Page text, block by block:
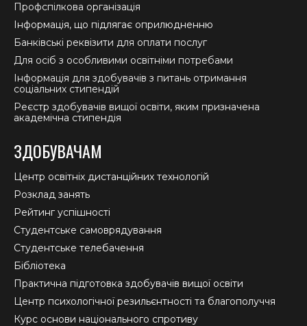
Профспілкова організація
Інформація, що підлягає оприлюдненню
Банківські реквізити для оплати послуг
Для осіб з особливими освітніми потребами
Інформація для здобувачів з питань отримання
соціальних стипендій
Реєстр здобувачів вищої освіти, яким призначена
академічна стипендія
ЗДОБУВАЧАМ
Центр освітніх дистанційних технологій
Розклад занять
Рейтинг успішності
Студентське самоврядування
Студентське телебачення
Бібліотека
Практична підготовка здобувачів вищої освіти
Центр психологічної резильєнтності та благополуччя
Курс основи національного спротиву